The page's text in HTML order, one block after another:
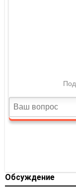
Обсуждение